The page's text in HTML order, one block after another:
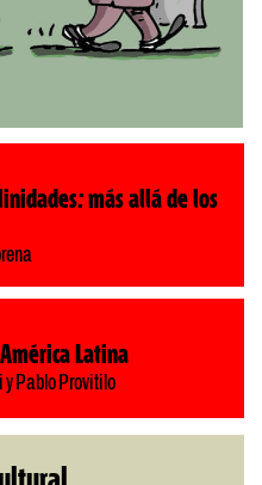
más allá de los
Latina
y Pablo Provitilo